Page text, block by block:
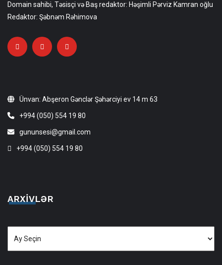
Domain sahibi, Təsisçi və Baş redaktor: Həşimli Pərviz Kamran oğlu
Redaktor: Şəbnəm Rəhimova
Ünvan: Abşeron Gənclər Şəhərciyi ev 14 m 63
+994 (050) 554 19 80
gununsesi@gmail.com
+994 (050) 554 19 80
ARXIVLƏR
Arxivlər